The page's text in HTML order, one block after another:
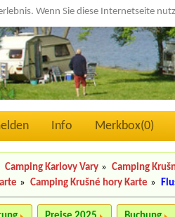
Wenn Sie diese Internetseite
Info Merkbox(0)
Camping Karlovy Vary » Camping
» Camping Krušné hory Karte »